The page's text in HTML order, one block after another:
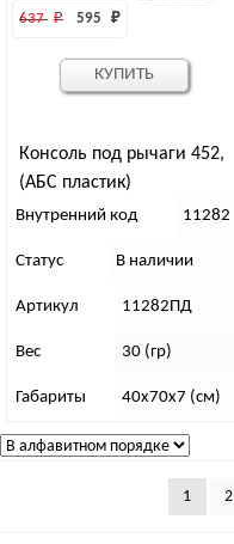
Консоль под рычаги 452,
(АБС пластик)
637 ₽ 595 ₽
Внутренний код 11282
Статус В наличии
Артикул 11282ПД
Вес 30 (гр)
Габариты 40х70х7 (см)
КУПИТЬ
1 2